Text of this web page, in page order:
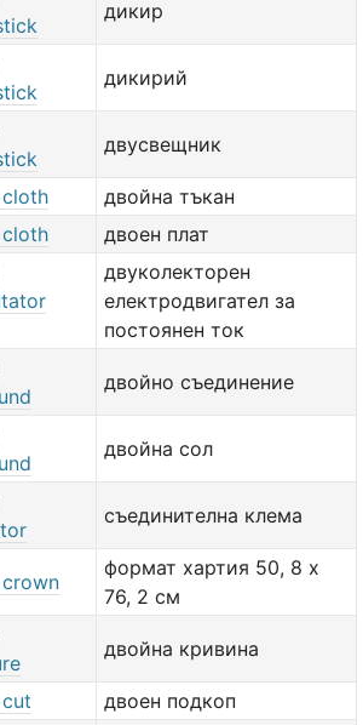
дикир
дикирий
двусвещник
двойна тъкан
двоен плат
двуколекторен
електродвигател за
постоянен ток
двойно съединение
двойна сол
съединителна клема
формат хартия 50, 8 х
76, 2 см
двойна кривина
двоен подкоп